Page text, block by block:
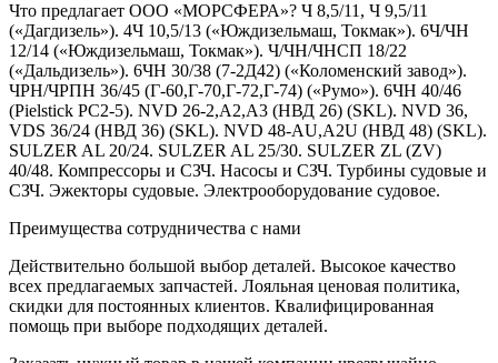
Что предлагает ООО «МОРСФЕРА»? Ч 8,5/11, Ч 9,5/11
(«Дагдизель»). 4Ч 10,5/13 («Юждизельмаш, Токмак»). 6Ч/ЧН
12/14 («Юждизельмаш, Токмак»). Ч/ЧН/ЧНСП 18/22
(«Дальдизель»). 6ЧН 30/38 (7-2Д42) («Коломенский завод»).
ЧРН/ЧРПН 36/45 (Г-60,Г-70,Г-72,Г-74) («Румо»). 6ЧН 40/46
(Pielstick PC2-5). NVD 26-2,A2,A3 (НВД 26) (SKL). NVD 36,
VDS 36/24 (НВД 36) (SKL). NVD 48-AU,A2U (НВД 48) (SKL).
SULZER AL 20/24. SULZER AL 25/30. SULZER ZL (ZV)
40/48. Компрессоры и СЗЧ. Насосы и СЗЧ. Турбины судовые и
СЗЧ. Эжекторы судовые. Электрооборудование судовое.
Преимущества сотрудничества с нами
Действительно большой выбор деталей. Высокое качество
всех предлагаемых запчастей. Лояльная ценовая политика,
скидки для постоянных клиентов. Квалифицированная
помощь при выборе подходящих деталей.